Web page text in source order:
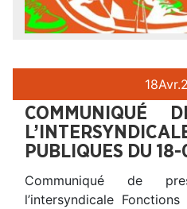
18Avr.
COMMUNIQUÉ
PUBLIQUES DU
Communiqué de
l’intersyndicale